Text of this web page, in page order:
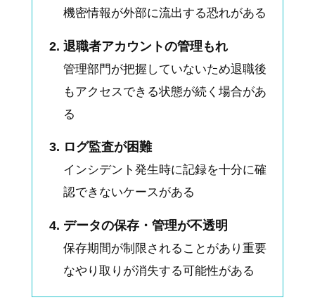
機密情報が外部に流出する恐れがある
退職者アカウントの管理もれ
管理部門が把握していないため退職後
もアクセスできる状態が続く場合があ
る
ログ監査が困難
インシデント発生時に記録を十分に確
認できないケースがある
データの保存・管理が不透明
保存期間が制限されることがあり重要
なやり取りが消失する可能性がある